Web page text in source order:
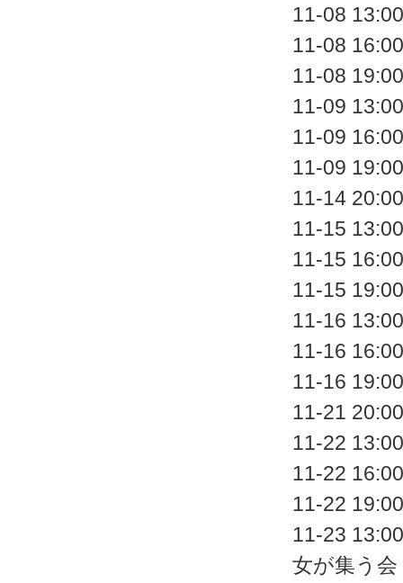
11-08
11-08
11-08
11-09
11-09
11-09
11-14
11-15
11-15
11-15
11-16
11-16
11-16
11-21
11-22
11-22
11-22
11-23
女が集う会